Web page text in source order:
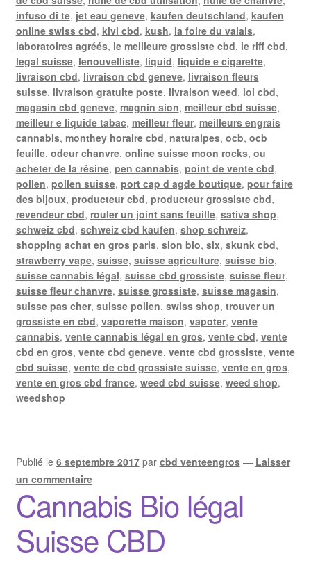
infuso di te, jet eau geneve, kaufen deutschland, kaufen
online swiss cbd, kivi cbd, kush, la foire du valais,
laboratoires agréés, le meilleure grossiste cbd, le riff cbd,
legal suisse, lenouvelliste, liquid, liquide e cigarette,
livraison cbd, livraison cbd geneve, livraison fleurs
suisse, livraison gratuite poste, livraison weed, loi cbd,
magasin cbd geneve, magnin sion, meilleur cbd suisse,
meilleur e liquide tabac, meilleur fleur, meilleurs engrais
cannabis, monthey horaire cbd, naturalpes, ocb, ocb
feuille, odeur chanvre, online suisse moon rocks, ou
acheter de la résine, pen cannabis, point de vente cbd,
pollen, pollen suisse, port cap d agde boutique, pour faire
des bijoux, producteur cbd, producteur grossiste cbd,
revendeur cbd, rouler un joint sans feuille, sativa shop,
schweiz cbd, schweiz cbd kaufen, shop schweiz,
shopping achat en gros paris, sion bio, six, skunk cbd,
strawberry vape, suisse, suisse agriculture, suisse bio,
suisse cannabis légal, suisse cbd grossiste, suisse fleur,
suisse fleur chanvre, suisse grossiste, suisse magasin,
suisse pas cher, suisse pollen, swiss shop, trouver un
grossiste en cbd, vaporette maison, vapoter, vente
cannabis, vente cannabis légal en gros, vente cbd, vente
cbd en gros, vente cbd geneve, vente cbd grossiste, vente
cbd suisse, vente de cbd grossiste suisse, vente en gros,
vente en gros cbd france, weed cbd suisse, weed shop,
weedshop
Publié le 6 septembre 2017 par cbd venteengros — Laisser
un commentaire
Cannabis Bio légal
Suisse CBD